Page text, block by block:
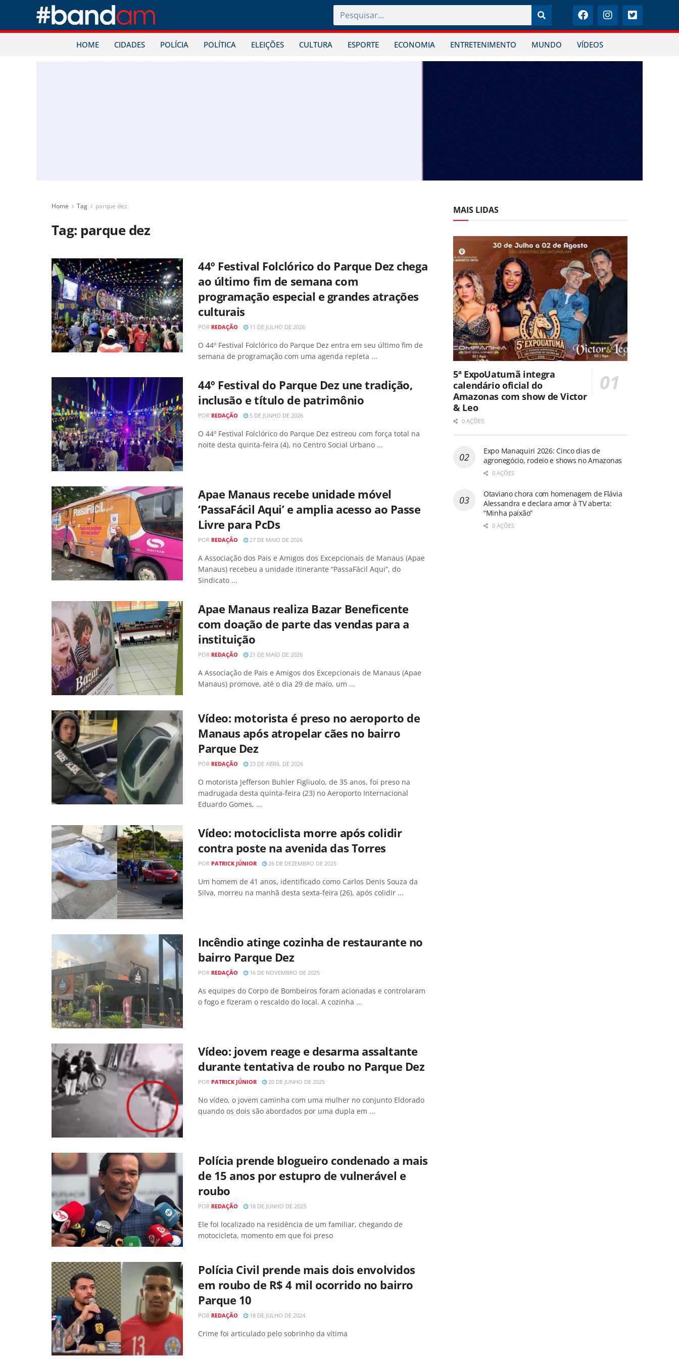
HOME CIDADES POLÍCIA POLÍTICA ELEIÇÕES CULTURA ESPORTE ECONOMIA ENTRETENIMENTO MUNDO VÍDEOS
Home Tag parque dez
Tag: parque dez
44º Festival Folclórico do Parque Dez chega
ao último fim de semana com
programação especial e grandes atrações
culturais
POR REDAÇÃO 11 DE JULHO DE 2026
O 44º Festival Folclórico do Parque Dez entra em seu último fim de
semana de programação com uma agenda repleta ...
44º Festival do Parque Dez une tradição,
inclusão e título de patrimônio
POR REDAÇÃO 5 DE JUNHO DE 2026
O 44º Festival Folclórico do Parque Dez estreou com força total na
noite desta quinta-feira (4), no Centro Social Urbano ...
Apae Manaus recebe unidade móvel
‘PassaFácil Aqui’ e amplia acesso ao Passe
Livre para PcDs
POR REDAÇÃO 27 DE MAIO DE 2026
A Associação dos Pais e Amigos dos Excepcionais de Manaus (Apae
Manaus) recebeu a unidade itinerante “PassaFácil Aqui”, do
Sindicato ...
Apae Manaus realiza Bazar Beneficente
com doação de parte das vendas para a
instituição
POR REDAÇÃO 21 DE MAIO DE 2026
A Associação de Pais e Amigos dos Excepcionais de Manaus (Apae
Manaus) promove, até o dia 29 de maio, um ...
Vídeo: motorista é preso no aeroporto de
Manaus após atropelar cães no bairro
Parque Dez
POR REDAÇÃO 23 DE ABRIL DE 2026
O motorista Jefferson Buhler Figliuolo, de 35 anos, foi preso na
madrugada desta quinta-feira (23) no Aeroporto Internacional
Eduardo Gomes, ...
Vídeo: motociclista morre após colidir
contra poste na avenida das Torres
POR PATRICK JÚNIOR 26 DE DEZEMBRO DE 2025
Um homem de 41 anos, identificado como Carlos Denis Souza da
Silva, morreu na manhã desta sexta-feira (26), após colidir ...
Incêndio atinge cozinha de restaurante no
bairro Parque Dez
POR REDAÇÃO 16 DE NOVEMBRO DE 2025
As equipes do Corpo de Bombeiros foram acionadas e controlaram
o fogo e fizeram o rescaldo do local. A cozinha ...
Vídeo: jovem reage e desarma assaltante
durante tentativa de roubo no Parque Dez
POR PATRICK JÚNIOR 20 DE JUNHO DE 2025
No vídeo, o jovem caminha com uma mulher no conjunto Eldorado
quando os dois são abordados por uma dupla em ...
Polícia prende blogueiro condenado a mais
de 15 anos por estupro de vulnerável e
roubo
POR REDAÇÃO 18 DE JUNHO DE 2025
Ele foi localizado na residência de um familiar, chegando de
motocicleta, momento em que foi preso
Polícia Civil prende mais dois envolvidos
em roubo de R$ 4 mil ocorrido no bairro
Parque 10
POR REDAÇÃO 18 DE JULHO DE 2024
Crime foi articulado pelo sobrinho da vítima
MAIS LIDAS
5ª ExpoUatumã integra
calendário oficial do
Amazonas com show de Victor
& Leo
0 AÇÕES
Expo Manaquiri 2026: Cinco dias de
agronegócio, rodeio e shows no Amazonas
0 AÇÕES
Otaviano chora com homenagem de Flávia
Alessandra e declara amor à TV aberta:
“Minha paixão”
0 AÇÕES